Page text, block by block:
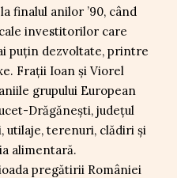
finalul anilor ’90, când
investitorilor care
puțin dezvoltate, printre
Frații Ioan și Viorel
grupului European
Drăgănești, județul
utilaje, terenuri, clădiri și
alimentară.
pregătirii României